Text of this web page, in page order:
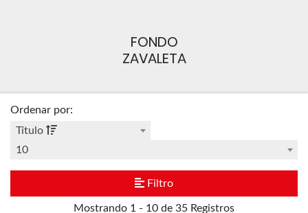
FONDO
ZAVALETA
Mostrando 1 - 10 de 35 Registros
Ordenar por:
Título
10
Filtro